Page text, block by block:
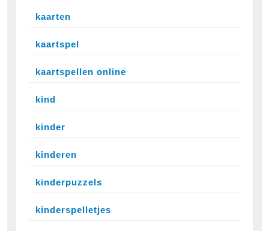
kaarten
kaartspel
kaartspellen online
kind
kinder
kinderen
kinderpuzzels
kinderspelletjes